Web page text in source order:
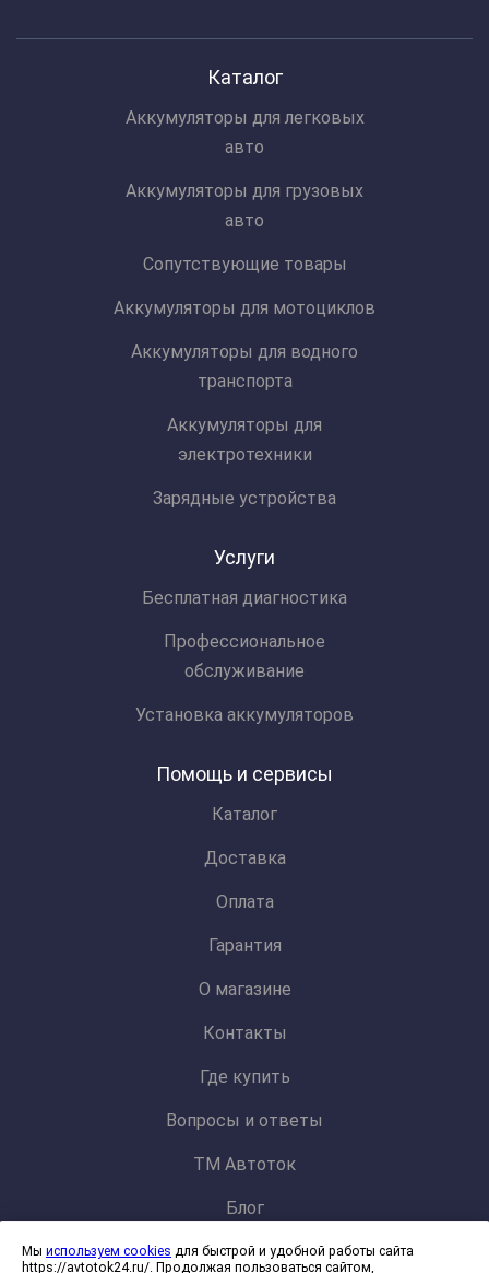
Каталог
Аккумуляторы для легковых
авто
Аккумуляторы для грузовых
авто
Сопутствующие товары
Аккумуляторы для мотоциклов
Аккумуляторы для водного
транспорта
Аккумуляторы для
электротехники
Зарядные устройства
Услуги
Бесплатная диагностика
Профессиональное
обслуживание
Установка аккумуляторов
Помощь и сервисы
Каталог
Доставка
Оплата
Гарантия
О магазине
Контакты
Где купить
Вопросы и ответы
ТМ Автоток
Блог
Политика конфиденциальности и обработки персональных данных
Мы используем cookies для быстрой и удобной работы сайта
https://avtotok24.ru/. Продолжая пользоваться сайтом,